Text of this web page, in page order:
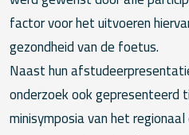
factor voor het uitvoeren
gezondheid van de foetus.
Naast hun
onderzoek ook gepresenteerd
minisymposia van het